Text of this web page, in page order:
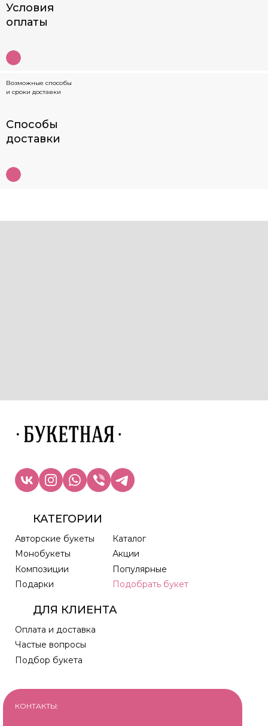
Условия
оплаты
Возможные способы
и сроки доставки
Способы
доставки
КОНТАКТЫ:
Оплата и доставка
Частые вопросы
Подбор букета
Подобрать букет
Каталог
Акции
Популярные
Авторские букеты
Монобукеты
Композиции
Подарки
ДЛЯ КЛИЕНТА
КАТЕГОРИИ